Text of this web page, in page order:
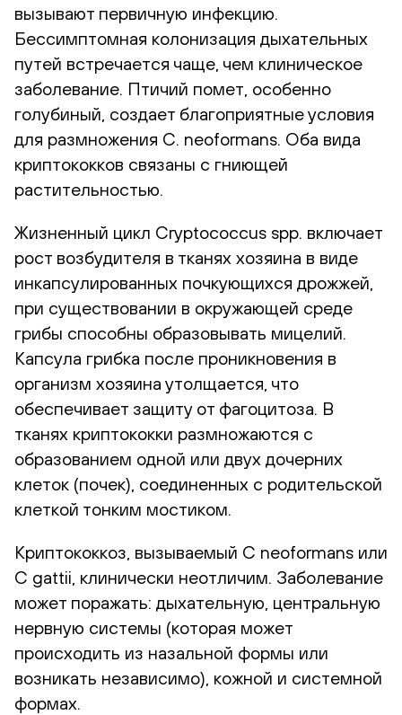
вызывают первичную инфекцию.
Бессимптомная колонизация дыхательных
путей встречается чаще, чем клиническое
заболевание. Птичий помет, особенно
голубиный, создает благоприятные условия
для размножения C. neoformans. Оба вида
криптококков связаны с гниющей
растительностью.
Жизненный цикл Cryptococcus spp. включает
рост возбудителя в тканях хозяина в виде
инкапсулированных почкующихся дрожжей,
при существовании в окружающей среде
грибы способны образовывать мицелий.
Капсула грибка после проникновения в
организм хозяина утолщается, что
обеспечивает защиту от фагоцитоза. В
тканях криптококки размножаются с
образованием одной или двух дочерних
клеток (почек), соединенных с родительской
клеткой тонким мостиком.
Криптококкоз, вызываемый C neoformans или
C gattii, клинически неотличим. Заболевание
может поражать: дыхательную, центральную
нервную системы (которая может
происходить из назальной формы или
возникать независимо), кожной и системной
формах.